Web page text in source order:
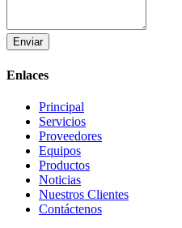
Enviar
Enlaces
Principal
Servicios
Proveedores
Equipos
Productos
Noticias
Nuestros Clientes
Contáctenos